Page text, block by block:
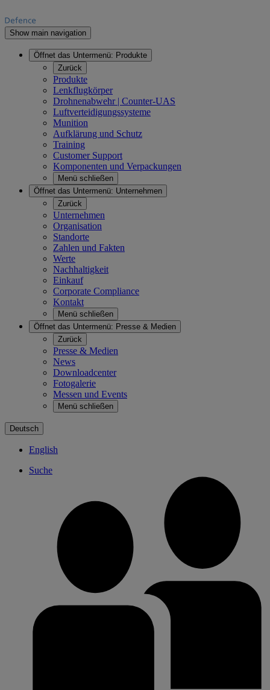
Show main navigation
Öffnet das Untermenü: Produkte
Zurück
Produkte
Lenkflugkörper
Drohnenabwehr | Counter-UAS
Luftverteidigungssysteme
Munition
Aufklärung und Schutz
Training
Customer Support
Komponenten und Verpackungen
Menü schließen
Öffnet das Untermenü: Unternehmen
Zurück
Unternehmen
Organisation
Standorte
Zahlen und Fakten
Werte
Nachhaltigkeit
Einkauf
Corporate Compliance
Kontakt
Menü schließen
Öffnet das Untermenü: Presse & Medien
Zurück
Presse & Medien
News
Downloadcenter
Fotogalerie
Messen und Events
Menü schließen
Deutsch
English
Suche